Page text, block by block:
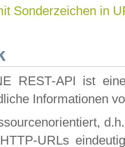
Sonderzeichen in
REST-API ist
Informationen
URLs